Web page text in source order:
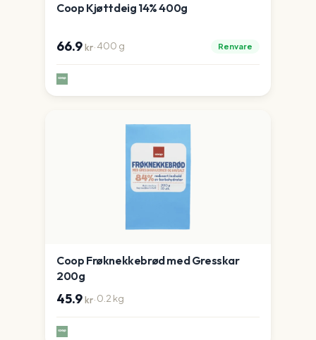
Coop Kjøttdeig 14% 400g
66.9kr·400 g Renvare
Coop Frøknekkebrød med Gresskar
200g
45.9kr·0.2 kg